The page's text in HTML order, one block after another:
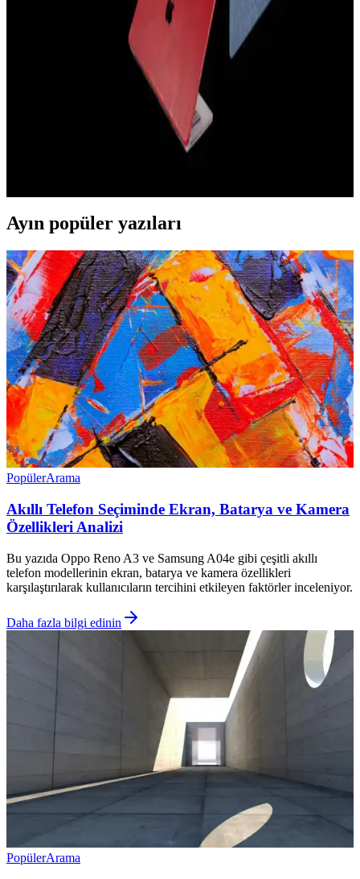
iPhone 15 Pro için tasarlanan kamera koruma kılıfları, lensleri
çizilmelere ve darbelere karşı korurken, hafif ve estetik yapısıyla
kullanım kolaylığı sağlar.
Elektronik Cihazlar İçin En İyi Kılıf Seçenekleri ve
Koruma Özellikleri Rehberi
Elektronik cihazların güvenliği ve estetiği için doğru kılıf seçimi
önemlidir. Bu rehberde, çeşitli materyaller ve koruma özellikleri
Ayın popüler yazıları
PopülerArama
Akıllı Telefon Seçiminde Ekran, Batarya ve Kamera
Özellikleri Analizi
Bu yazıda Oppo Reno A3 ve Samsung A04e gibi çeşitli akıllı
telefon modellerinin ekran, batarya ve kamera özellikleri
karşılaştırılarak kullanıcıların tercihini etkileyen faktörler inceleniyor.
Daha fazla bilgi edinin
PopülerArama